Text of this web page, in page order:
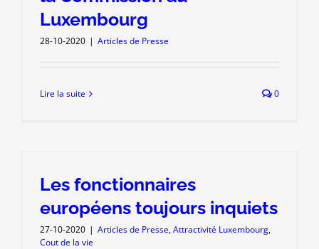
Luxembourg
28-10-2020 | Articles de Presse
Lire la suite 0
Les fonctionnaires
européens toujours inquiets
27-10-2020 | Articles de Presse,Attractivité Luxembourg,
Cout de la vie